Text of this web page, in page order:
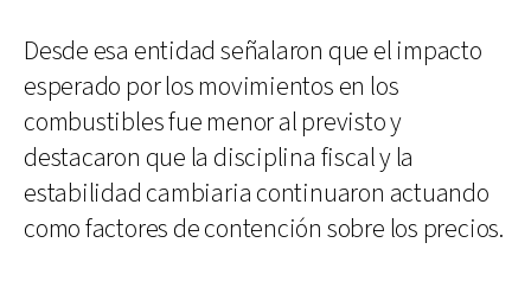
Desde esa entidad señalaron que el impacto
esperado por los movimientos en los
combustibles fue menor al previsto y
destacaron que la disciplina fiscal y la
estabilidad cambiaria continuaron actuando
como factores de contención sobre los precios.